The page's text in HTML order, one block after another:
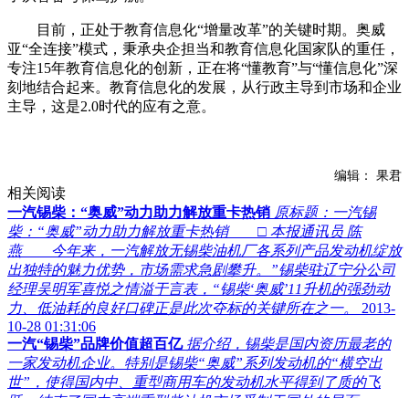
目前，正处于教育信息化“增量改革”的关键时期。奥威
亚“全连接”模式，秉承央企担当和教育信息化国家队的重任，
专注15年教育信息化的创新，正在将“懂教育”与“懂信息化”深
刻地结合起来。教育信息化的发展，从行政主导到市场和企业
主导，这是2.0时代的应有之意。
编辑： 果君
相关阅读
一汽锡柴：“奥威”动力助力解放重卡热销 原标题：一汽锡
柴：“奥威”动力助力解放重卡热销 □ 本报通讯员 陈
燕 今年来，一汽解放无锡柴油机厂各系列产品发动机绽放
出独特的魅力优势，市场需求急剧攀升。”锡柴驻辽宁分公司
经理吴明军喜悦之情溢于言表，“锡柴‘奥威’11升机的强劲动
力、低油耗的良好口碑正是此次夺标的关键所在之一。
2013-
10-28 01:31:06
一汽“锡柴”品牌价值超百亿 据介绍，锡柴是国内资历最老的
一家发动机企业。特别是锡柴“奥威”系列发动机的“横空出
世”，使得国内中、重型商用车的发动机水平得到了质的飞